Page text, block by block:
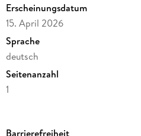
Erscheinungsdatum
15. April 2026
Sprache
deutsch
Seitenanzahl
1
Barrierefreiheit